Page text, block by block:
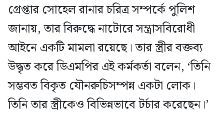
গ্রেপ্তার সোহেল রানার চরিত্র সম্পর্কে পুলিশ
জানায়, তার বিরুদ্ধে নাটোরে সন্ত্রাসবিরোধী
আইনে একটি মামলা রয়েছে। তার স্ত্রীর বক্তব্য
উদ্ধৃত করে ডিএমপির এই কর্মকর্তা বলেন, ‘তিনি
সম্ভবত বিকৃত যৌনরুচিসম্পন্ন একটা লোক।
তিনি তার স্ত্রীকেও বিভিন্নভাবে টর্চার করেছেন।’